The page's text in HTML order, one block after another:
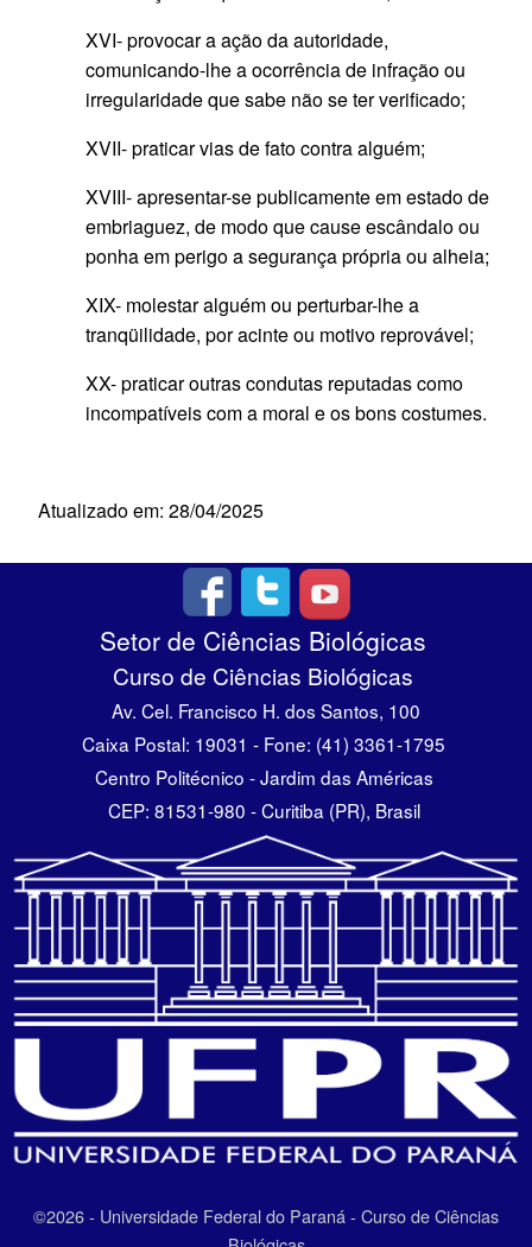
XVI- provocar a ação da autoridade,
comunicando-lhe a ocorrência de infração ou
irregularidade que sabe não se ter verificado;
XVII- praticar vias de fato contra alguém;
XVIII- apresentar-se publicamente em estado de
embriaguez, de modo que cause escândalo ou
ponha em perigo a segurança própria ou alheia;
XIX- molestar alguém ou perturbar-lhe a
tranqüilidade, por acinte ou motivo reprovável;
XX- praticar outras condutas reputadas como
incompatíveis com a moral e os bons costumes.
Atualizado em: 28/04/2025
Setor de Ciências Biológicas
Curso de Ciências Biológicas
Av. Cel. Francisco H. dos Santos, 100
Caixa Postal: 19031 - Fone: (41) 3361-1795
Centro Politécnico - Jardim das Américas
CEP: 81531-980 - Curitiba (PR), Brasil
©2026 - Universidade Federal do Paraná - Curso de Ciências